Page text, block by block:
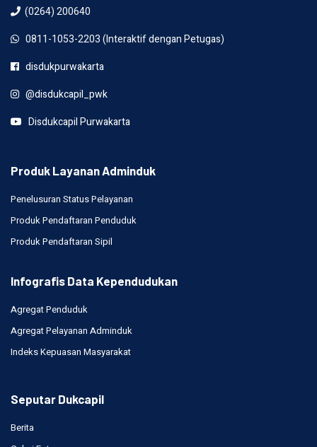
(0264) 200640
0811-1053-2203 (Interaktif dengan Petugas)
disdukpurwakarta
@disdukcapil_pwk
Disdukcapil Purwakarta
Produk Layanan Adminduk
Penelusuran Status Pelayanan
Produk Pendaftaran Penduduk
Produk Pendaftaran Sipil
Infografis Data Kependudukan
Agregat Penduduk
Agregat Pelayanan Adminduk
Indeks Kepuasan Masyarakat
Seputar Dukcapil
Berita